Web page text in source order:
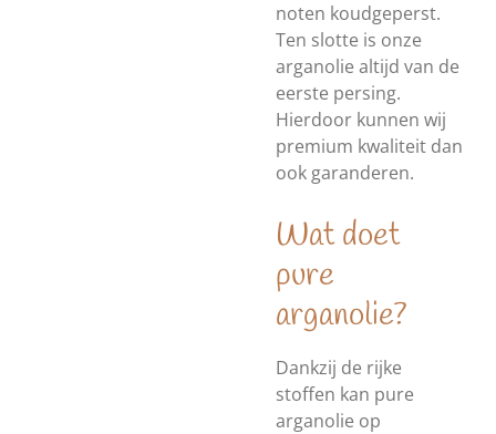
noten koudgeperst.
Ten slotte is onze
arganolie altijd van de
eerste persing.
Hierdoor kunnen wij
premium kwaliteit dan
ook garanderen.
Wat doet
pure
arganolie?
Dankzij de rijke
stoffen kan pure
arganolie op